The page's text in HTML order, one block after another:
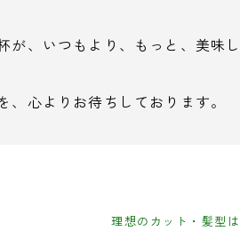
が、いつもより、もっと、美味
、心よりお待ちしております。
理想のカット・髪型